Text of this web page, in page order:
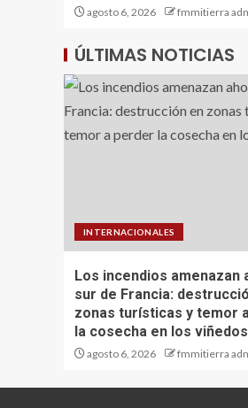
agosto 6, 2026 fmmitierra
ÚLTIMAS NOTICIAS
INTERNACIONALES
Los incendios amenazan
sur de Francia:
zonas turísticas y temor
la cosecha en los viñedos
agosto 6, 2026 fmmitierra